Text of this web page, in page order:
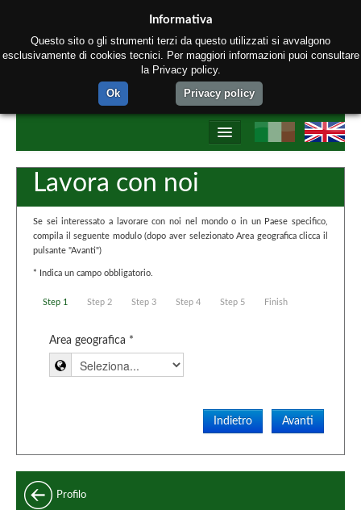
Home
Prodotti
Lavora con noi
Se sei interessato a lavorare con noi nel mondo o in un Paese specifico,
compila il seguente modulo (dopo aver selezionato Area geografica clicca il
pulsante "Avanti")
* Indica un campo obbligatorio.
Step 1 Step 2 Step 3 Step 4 Step 5 Finish
Area geografica *
Indietro Avanti
Profilo
Informativa
Questo sito o gli strumenti terzi da questo utilizzati si avvalgono
esclusivamente di cookies tecnici. Per maggiori informazioni puoi consultare
la Privacy policy.
Ok
Privacy policy